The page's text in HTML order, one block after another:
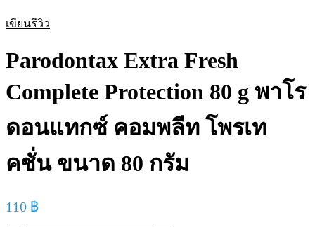
เขียนรีวิว
Parodontax Extra Fresh
Complete Protection 80 g พาโร
ดอนแทกซ์ คอมพลีท โพรเท
คชั่น ขนาด 80 กรัม
110 ฿